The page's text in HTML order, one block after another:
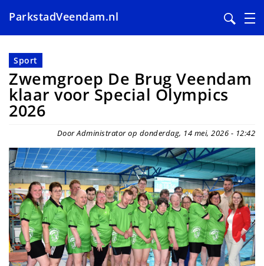
en
naar
de
inhoud
gaan
ParkstadVeendam.nl
Sport
Zwemgroep De Brug Veendam
klaar voor Special Olympics
2026
Door Administrator op donderdag, 14 mei, 2026 - 12:42